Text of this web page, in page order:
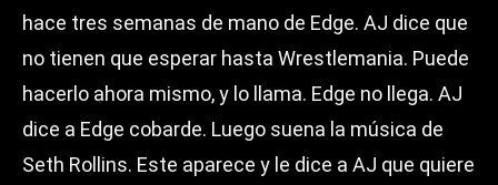
hace tres semanas de mano de Edge. AJ dice que
no tienen que esperar hasta Wrestlemania. Puede
hacerlo ahora mismo, y lo llama. Edge no llega. AJ
dice a Edge cobarde. Luego suena la música de
Seth Rollins. Este aparece y le dice a AJ que quiere